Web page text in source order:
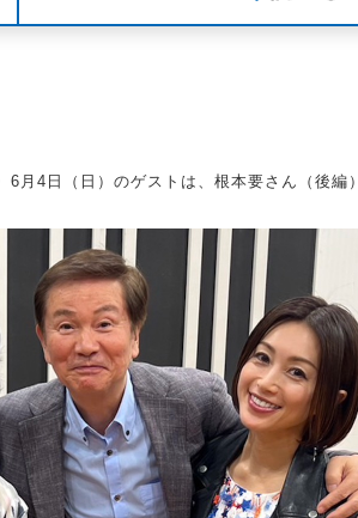
6月4日（日）のゲストは、根本要さん（後編）